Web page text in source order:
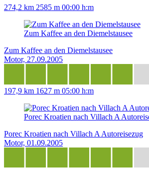
274,2 km 2585 m 00:00 h:m
Zum Kaffee an den Diemelstausee
Zum Kaffee an den Diemelstausee
Motor, 27.09.2005
197,9 km 1627 m 05:00 h:m
Porec Kroatien nach Villach A
Porec Kroatien nach Villach A Autoreisezug
Motor, 01.09.2005